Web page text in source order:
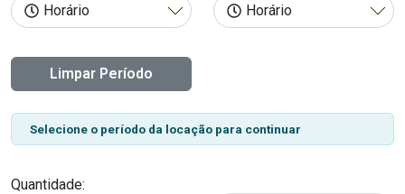
Limpar Período
Selecione o período da locação para continuar
Quantidade: